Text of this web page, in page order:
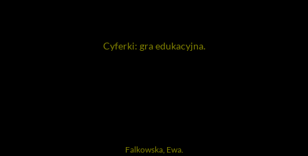
Cyferki: gra edukacyjna.
Falkowska, Ewa.